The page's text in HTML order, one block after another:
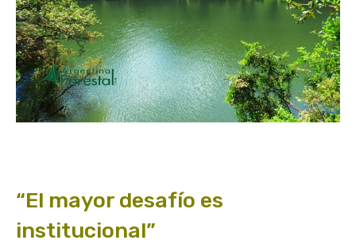
“El mayor desafío es
institucional”